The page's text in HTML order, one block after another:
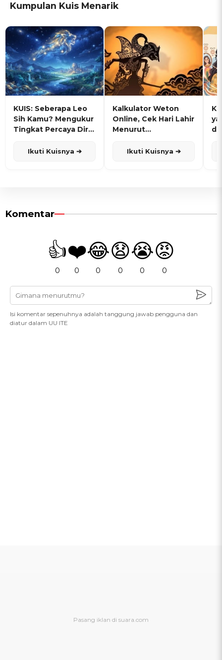
Kumpulan Kuis Menarik
KUIS: Seberapa Leo
Sih Kamu? Mengukur
Tingkat Percaya Diri
Ikuti Kuisnya ➔
Kalkulator Weton
Online, Cek Hari Lahir
Menurut
Ikuti Kuisnya ➔
Komentar
👍
0
❤️
0
😂
0
😧
0
😭
0
😡
0
Isi komentar sepenuhnya adalah tanggung jawab pengguna dan
diatur dalam UU ITE